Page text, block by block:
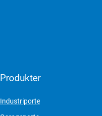
Produkter
Industriporte